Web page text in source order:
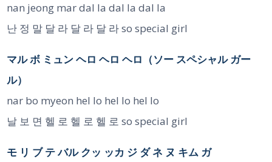
nan jeong mar dal la dal la dal la
난 정 말 달 라 달 라 달 라 so special girl
マル ボ ミュン ヘロ ヘロ ヘロ（ソー スペシャル ガー
ル）
nar bo myeon hel lo hel lo hel lo
날 보 면 헬 로 헬 로 헬 로 so special girl
モ リ ブ テ バル クッ ッカ ジ ダ ネ ヌ キム ガ